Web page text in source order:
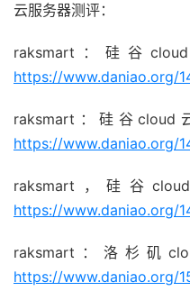
云服务器测评：
raksmart：硅谷
https://www.daniao.org/
raksmart：硅谷cloud
https://www.daniao.org/
raksmart，硅谷
https://www.daniao.org/
raksmart：洛杉矶
https://www.daniao.org/